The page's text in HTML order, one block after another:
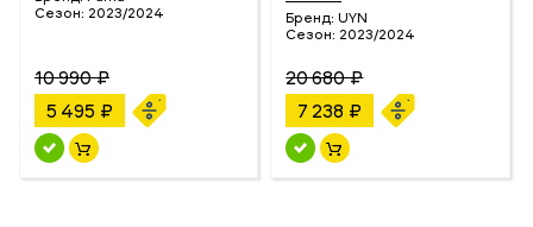
Сезон: 2023/2024
10 990 ₽
5 495 ₽
Бренд: UYN
Сезон: 2023/2024
20 680 ₽
7 238 ₽